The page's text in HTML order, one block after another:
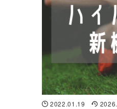
2022.01.19